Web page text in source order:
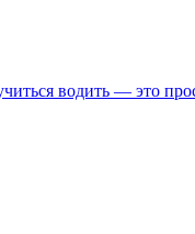
водить — это